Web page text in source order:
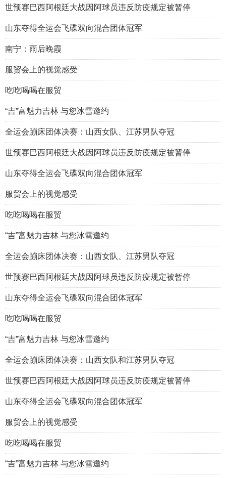
世预赛巴西阿根廷大战因阿球员违反防疫规定被暂停
山东夺得全运会飞碟双向混合团体冠军
南宁：雨后晚霞
服贸会上的视觉感受
吃吃喝喝在服贸
“吉”富魅力吉林 与您冰雪邀约
全运会蹦床团体决赛：山西女队、江苏男队夺冠
世预赛巴西阿根廷大战因阿球员违反防疫规定被暂停
山东夺得全运会飞碟双向混合团体冠军
服贸会上的视觉感受
吃吃喝喝在服贸
“吉”富魅力吉林 与您冰雪邀约
全运会蹦床团体决赛：山西女队、江苏男队夺冠
世预赛巴西阿根廷大战因阿球员违反防疫规定被暂停
山东夺得全运会飞碟双向混合团体冠军
吃吃喝喝在服贸
“吉”富魅力吉林 与您冰雪邀约
全运会蹦床团体决赛：山西女队和江苏男队夺冠
世预赛巴西阿根廷大战因阿球员违反防疫规定被暂停
山东夺得全运会飞碟双向混合团体冠军
服贸会上的视觉感受
吃吃喝喝在服贸
“吉”富魅力吉林 与您冰雪邀约